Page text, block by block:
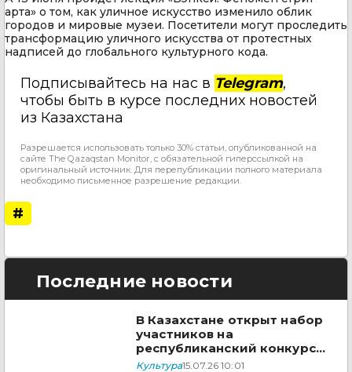
арта» о том, как уличное искусство изменило облик
городов и мировые музеи. Посетители могут проследить
трансформацию уличного искусства от протестных
надписей до глобального культурного кода.
Подписывайтесь на нас в Telegram,
чтобы быть в курсе последних новостей
из Казахстана
Разрешается использовать только 30% статьи, опубликованной на
сайте The Qazaqstan Monitor, с обязательной гиперссылкой на
оригинальный источник. Для перепубликации полного материала
необходимо письменное разрешение редакции.
#
Последние новости
В Казахстане открыт набор
участников на
республиканский конкурс
рисунков
Культура15.07.26 10:01